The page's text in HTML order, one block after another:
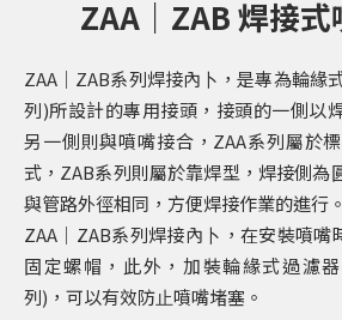
ZAA｜ZAB 焊接
ZAA｜ZAB系列焊接內⼘，是專為輪緣
列)所設計的專⽤接頭，接頭的⼀側以
另⼀側則與噴嘴接合，ZAA系列屬於
式，ZAB系列則屬於靠焊型，焊接側為
與管路外徑相同，⽅便焊接作業的進⾏。
ZAA｜ZAB系列焊接內⼘，在安裝噴嘴
固定螺帽，此外，加裝輪緣式過濾器
列)，可以有效防⽌噴嘴堵塞。